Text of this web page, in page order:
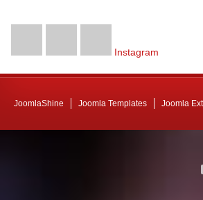
Instagram
JoomlaShine Joomla Templates Joomla